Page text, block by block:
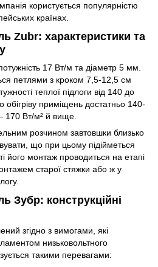
користується популярністю
країнах.
Zubr: характеристики та
17 Вт/м та діаметр 5 мм.
петлями з кроком 7,5-12,5 см
теплої підлоги від 140 до
обігріву приміщень достатньо 140-
170 Вт/м² й вище.
розчином завтовшки близько
що при цьому підійметься
його монтаж проводиться на етапі
старої стяжки або ж у
Зубр: конструкційні
згідно з вимогами, які
низьковольтного
такими перевагами: